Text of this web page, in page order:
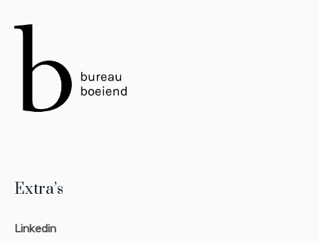
Extra’s
Linkedin